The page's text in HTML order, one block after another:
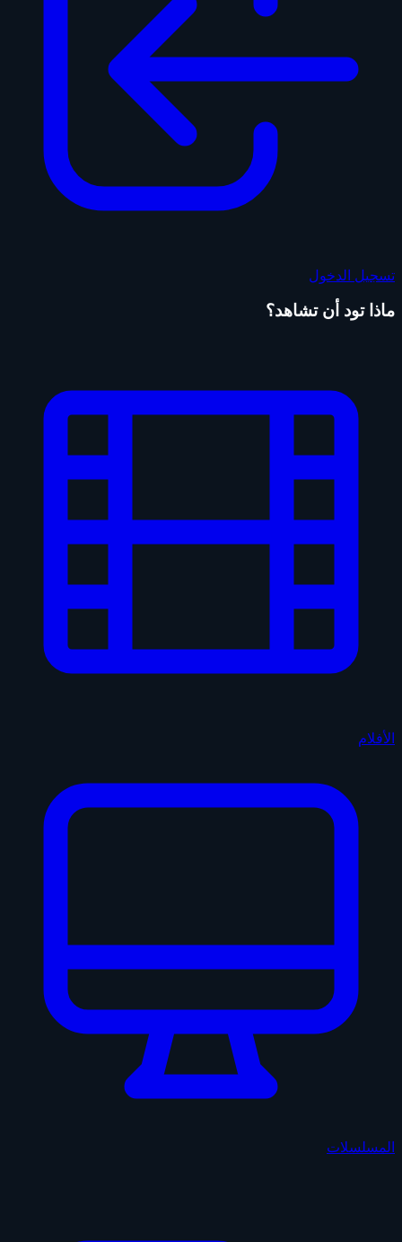
تسجيل الدخول
ماذا تود أن تشاهد؟
الأفلام
المسلسلات